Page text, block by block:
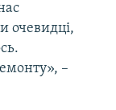
очевидці,
–